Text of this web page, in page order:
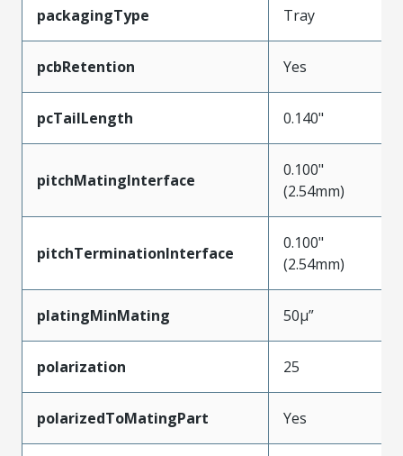
packagingType Tray
pcbRetention Yes
pcTailLength 0.140"
pitchMatingInterface
0.100"
(2.54mm)
pitchTerminationInterface
0.100"
(2.54mm)
platingMinMating 50µ”
polarization 25
polarizedToMatingPart Yes